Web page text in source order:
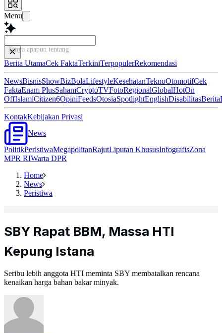
Menu
Tanya apapun tentang artike
Berita UtamaCek FaktaTerkiniTerpopulerRekomendasi
NewsBisnisShowBizBolaLifestyleKesehatanTeknoOtomotifCek
FaktaEnam PlusSahamCryptoTVFotoRegionalGlobalHotOn
OffIslamiCitizen6OpiniFeedsOtosiaSpotlightEnglishDisabilitasBerita
KontakKebijakan Privasi
News
PolitikPeristiwaMegapolitanRajutLiputan KhususInfografisZona
MPR RIWarta DPR
Home
News
Peristiwa
SBY Rapat BBM, Massa HTI
Kepung Istana
Seribu lebih anggota HTI meminta SBY membatalkan rencana
kenaikan harga bahan bakar minyak.